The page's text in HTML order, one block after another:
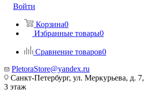
Войти
Корзина0
Избранные товары0
Сравнение товаров0
PletoraStore@yandex.ru
Санкт-Петербург, ул. Меркурьева, д. 7,
3 этаж